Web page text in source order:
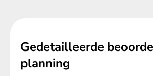
Gedetailleerde
planning